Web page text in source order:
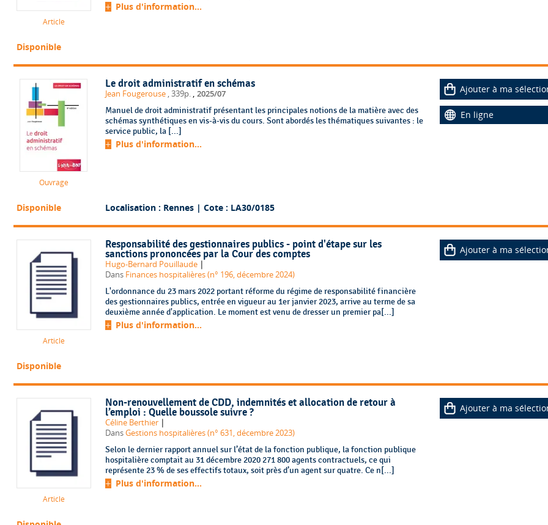
Article
Plus d'information...
Disponible
Ouvrage
Le droit administratif en schémas
Jean Fougerouse , 339p. , 2025/07
Manuel de droit administratif présentant les principales notions de la matière avec des
schémas synthétiques en vis-à-vis du cours. Sont abordés les thématiques suivantes : le
service public, la [...]
Plus d'information...
Ajouter à ma
En ligne
Disponible Localisation : Rennes | Cote : LA30/0185
Article
Responsabilité des gestionnaires publics - point d'étape sur les
sanctions prononcées par la Cour des comptes
Hugo-Bernard Pouillaude |
Dans Finances hospitalières (n° 196, décembre 2024)
L'ordonnance du 23 mars 2022 portant réforme du régime de responsabilité financière
des gestionnaires publics, entrée en vigueur au 1er janvier 2023, arrive au terme de sa
deuxième année d'application. Le moment est venu de dresser un premier pa[...]
Plus d'information...
Ajouter à ma
Disponible
Article
Non-renouvellement de CDD, indemnités et allocation de retour à
l’emploi : Quelle boussole suivre ?
Céline Berthier |
DansGestions hospitalières (n° 631, décembre 2023)
Selon le dernier rapport annuel sur l’état de la fonction publique, la fonction publique
hospitalière comptait au 31 décembre 2020 271 800 agents contractuels, ce qui
représente 23 % de ses effectifs totaux, soit près d’un agent sur quatre. Ce n[...]
Plus d'information...
Ajouter à ma